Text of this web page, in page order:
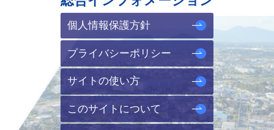
個人情報保護方針
プライバシーポリシー
サイトの使い方
このサイトについて